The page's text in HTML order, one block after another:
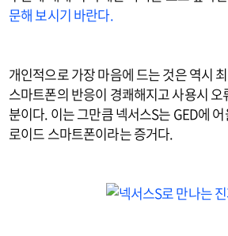
문해 보시기 바란다.
개인적으로 가장 마음에 드는 것은 역시
스마트폰의 반응이 경쾌해지고 사용시
분이다. 이는 그만큼 넥서스S는 GED에
로이드 스마트폰이라는 증거다.